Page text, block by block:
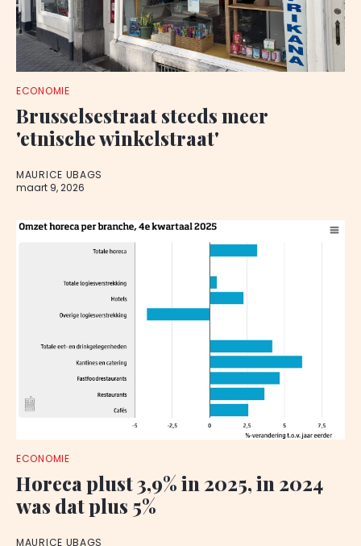
ECONOMIE
Brusselsestraat steeds meer
'etnische winkelstraat'
MAURICE UBAGS
maart 9, 2026
ECONOMIE
Horeca plust 3,9% in 2025, in 2024
was dat plus 5%
MAURICE UBAGS